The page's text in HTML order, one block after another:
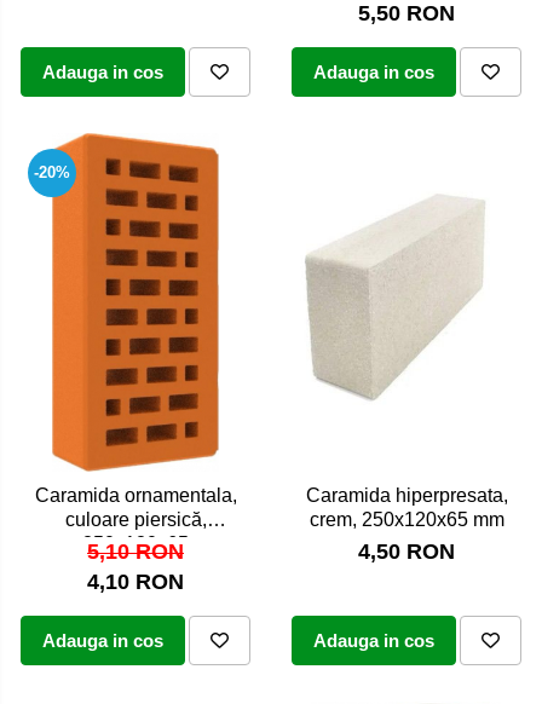
Adauga in cos
5,50 RON
Adauga in cos
-20%
Caramida ornamentala,
culoare piersică,
250x120x65
5,10 RON
4,10 RON
Adauga in cos
Caramida hiperpresata,
crem, 250x120x65 mm
4,50 RON
Adauga in cos